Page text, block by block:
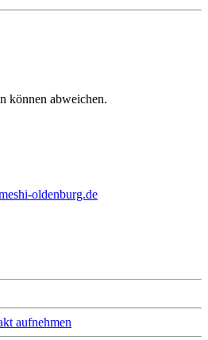
können abweichen.
oldenburg.de
aufnehmen